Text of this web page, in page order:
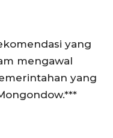
yang
mengawal
yang